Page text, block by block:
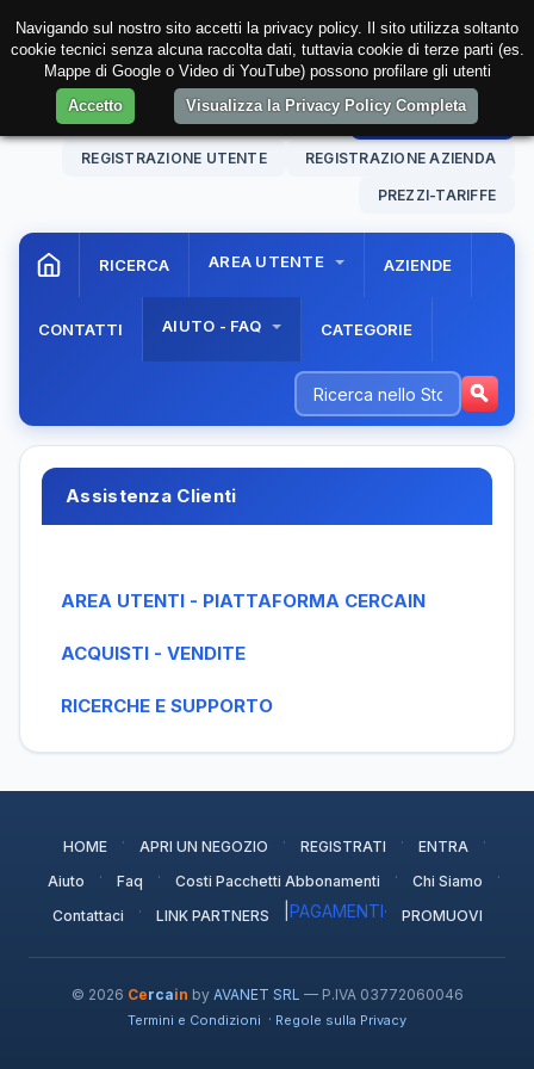
08 Aug. 202614:36:52 AREA RISERVATA
REGISTRAZIONE UTENTE REGISTRAZIONE AZIENDA
PREZZI-TARIFFE
RICERCA AREA UTENTE AZIENDE
CONTATTI AIUTO - FAQ CATEGORIE
Assistenza Clienti
AREA UTENTI - PIATTAFORMA CERCAIN
ACQUISTI - VENDITE
RICERCHE E SUPPORTO
HOME · APRI UN NEGOZIO · REGISTRATI · ENTRA ·
Aiuto · Faq · Costi Pacchetti Abbonamenti · Chi Siamo ·
Contattaci · LINK PARTNERS PAGAMENTI· PROMUOVI
© 2026 Cercain by AVANET SRL — P.IVA 03772060046
Termini e Condizioni · Regole sulla Privacy
Navigando sul nostro sito accetti la privacy policy. Il sito utilizza soltanto
cookie tecnici senza alcuna raccolta dati, tuttavia cookie di terze parti (es.
Mappe di Google o Video di YouTube) possono profilare gli utenti
Accetto
Visualizza la Privacy Policy Completa